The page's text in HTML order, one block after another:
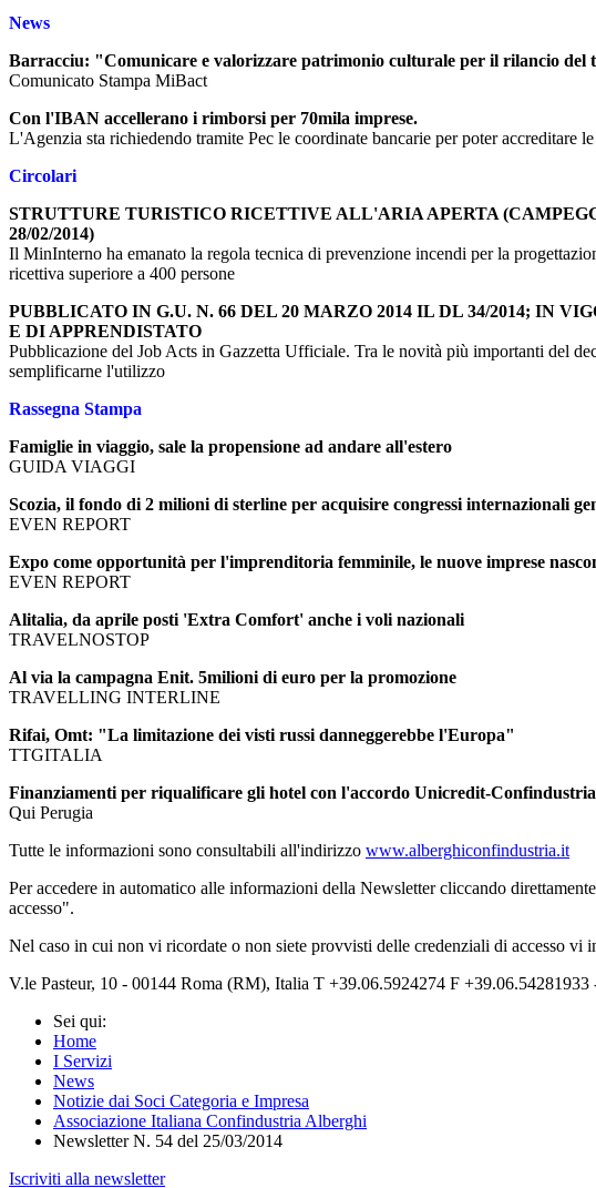
News
Barracciu: "Comunicare e valorizzare patrimonio culturale per il rilancio del
Comunicato Stampa MiBact
Con l'IBAN accellerano i rimborsi per 70mila imprese.
L'Agenzia sta richiedendo tramite Pec le coordinate bancarie per poter accreditare
Circolari
STRUTTURE TURISTICO RICETTIVE ALL'ARIA APERTA
28/02/2014)
Il MinInterno ha emanato la regola tecnica di prevenzione incendi per la
ricettiva superiore a 400 persone
PUBBLICATO IN G.U. N. 66 DEL 20 MARZO 2014 IL DL 34/2014; IN
E DI APPRENDISTATO
Pubblicazione del Job Acts in Gazzetta Ufficiale. Tra le novità più importanti del
semplificarne l'utilizzo
Rassegna Stampa
Famiglie in viaggio, sale la propensione ad andare all'estero
GUIDA VIAGGI
Scozia, il fondo di 2 milioni di sterline per acquisire congressi internazionali
EVEN REPORT
Expo come opportunità per l'imprenditoria femminile, le nuove imprese
EVEN REPORT
Alitalia, da aprile posti 'Extra Comfort' anche i voli nazionali
TRAVELNOSTOP
Al via la campagna Enit. 5milioni di euro per la promozione
TRAVELLING INTERLINE
Rifai, Omt: "La limitazione dei visti russi danneggerebbe l'Europa"
TTGITALIA
Finanziamenti per riqualificare gli hotel con l'accordo Unicredit-
Qui Perugia
Tutte le informazioni sono consultabili all'indirizzo www.alberghiconfindustria.it
Per accedere in automatico alle informazioni della Newsletter cliccando
accesso".
Nel caso in cui non vi ricordate o non siete provvisti delle credenziali di accesso
V.le Pasteur, 10 - 00144 Roma (RM), Italia T +39.06.5924274 F
Sei qui:
Home
I Servizi
News
Notizie dai Soci Categoria e Impresa
Associazione Italiana Confindustria Alberghi
Newsletter N. 54 del 25/03/2014
Iscriviti alla newsletter